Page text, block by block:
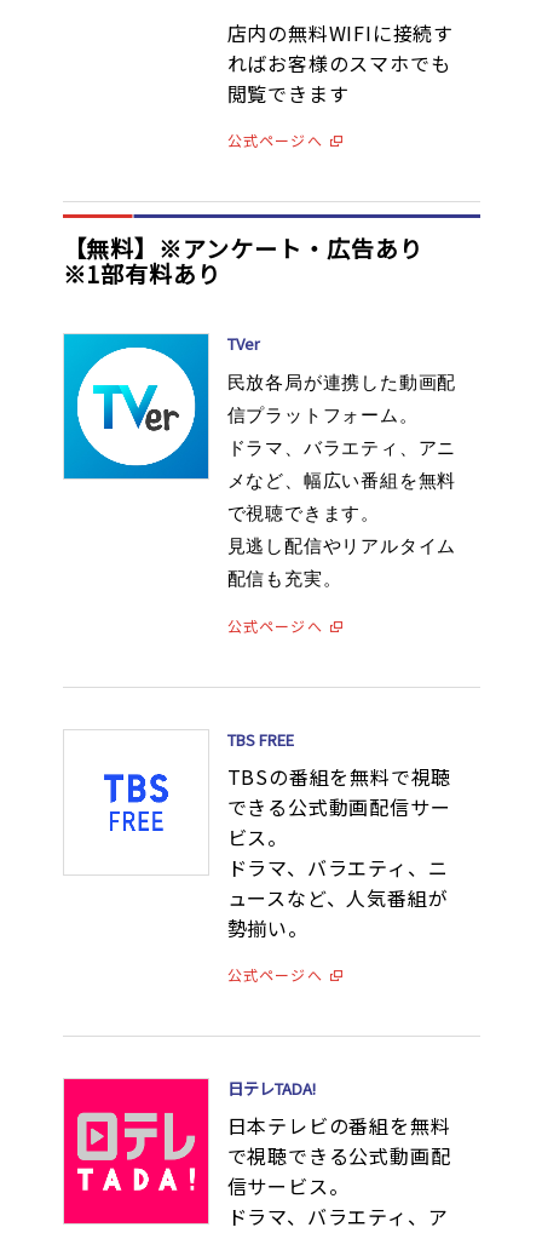
店内の無料WIFIに接続す
ればお客様のスマホでも
閲覧できます
公式ページへ
【無料】※アンケート・広告あり
※1部有料あり
TVer
民放各局が連携した動画配
信プラットフォーム。
ドラマ、バラエティ、アニ
メなど、幅広い番組を無料
で視聴できます。
見逃し配信やリアルタイム
配信も充実。
公式ページへ
TBS FREE
TBSの番組を無料で視聴
できる公式動画配信サー
ビス。
ドラマ、バラエティ、ニ
ュースなど、人気番組が
勢揃い。
公式ページへ
日テレTADA!
日本テレビの番組を無料
で視聴できる公式動画配
信サービス。
ドラマ、バラエティ、ア